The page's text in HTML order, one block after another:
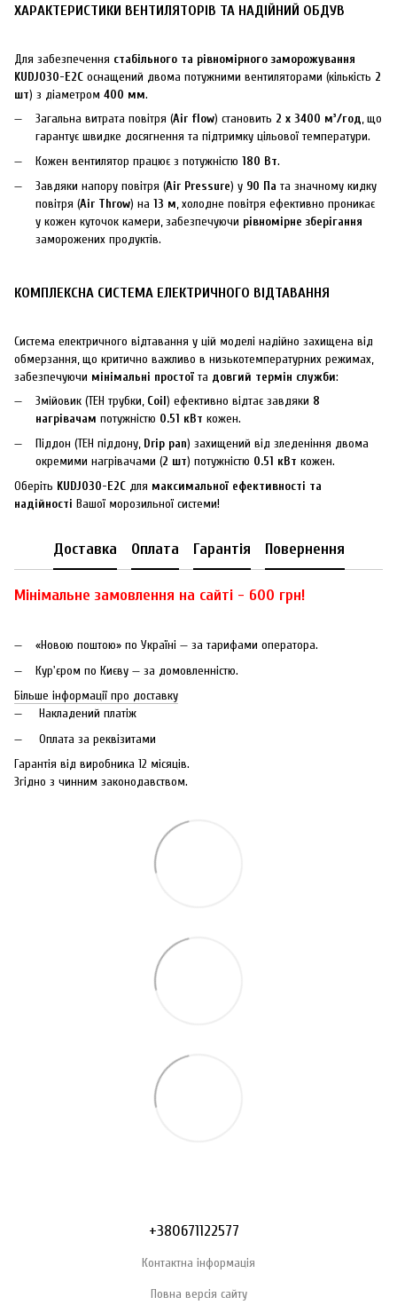
ХАРАКТЕРИСТИКИ ВЕНТИЛЯТОРІВ ТА НАДІЙНИЙ ОБДУВ
Для забезпечення стабільного та рівномірного заморожування
KUDJ030-E2C оснащений двома потужними вентиляторами (кількість 2
шт) з діаметром 400 мм.
Загальна витрата повітря (Air flow) становить 2 x 3400 м³/год, що
гарантує швидке досягнення та підтримку цільової температури.
Кожен вентилятор працює з потужністю 180 Вт.
Завдяки напору повітря (Air Pressure) у 90 Па та значному кидку
повітря (Air Throw) на 13 м, холодне повітря ефективно проникає
у кожен куточок камери, забезпечуючи рівномірне зберігання
заморожених продуктів.
КОМПЛЕКСНА СИСТЕМА ЕЛЕКТРИЧНОГО ВІДТАВАННЯ
Система електричного відтавання у цій моделі надійно захищена від
обмерзання, що критично важливо в низькотемпературних режимах,
забезпечуючи мінімальні простої та довгий термін служби:
Змійовик (ТЕН трубки, Coil) ефективно відтає завдяки 8
нагрівачам потужністю 0.51 кВт кожен.
Піддон (ТЕН піддону, Drip pan) захищений від зледеніння двома
окремими нагрівачами (2 шт) потужністю 0.51 кВт кожен.
Оберіть KUDJ030-E2C для максимальної ефективності та
надійності Вашої морозильної системи!
Доставка Оплата Гарантія Повернення
Мінімальне замовлення на сайті - 600 грн!
«Новою поштою» по Україні — за тарифами оператора.
Кур'єром по Києву — за домовленністю.
Більше інформації про доставку
Накладений платіж
Оплата за реквізитами
Гарантія від виробника 12 місяців.
Згідно з чинним законодавством.
+380671122577
Контактна інформація
Повна версія сайту